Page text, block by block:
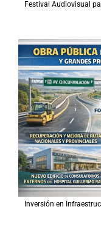
Festival Audiovisual
Inversión en